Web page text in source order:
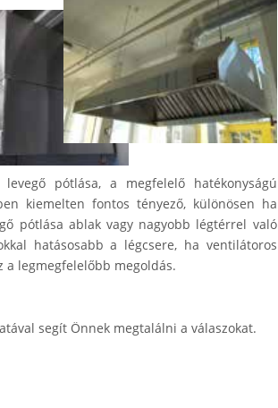
pótlása, a megfelelő hatékonyságú
kiemelten fontos tényező, különösen ha
pótlása ablak vagy nagyobb légtérrel való
hatásosabb a légcsere, ha ventilátoros
a legmegfelelőbb megoldás.
segít Önnek megtalálni a válaszokat.